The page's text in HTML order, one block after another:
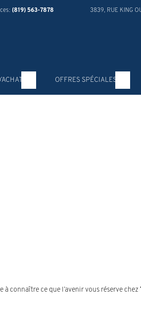
(819) 563-7878 3839, RUE KING
OFFRES SPÉCIALES
connaître ce que l’avenir vous réserve chez